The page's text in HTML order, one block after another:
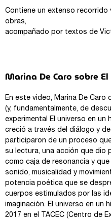
Contiene un extenso recorrido
obras,
acompañado por textos de
Marina De Caro sobre
En este video, Marina De
(y, fundamentalmente, de
experimental El universo en un
creció a través del diálogo y
participaron de un proceso
su lectura, una acción que dio
como caja de resonancia y
sonido, musicalidad y
potencia poética que se
cuerpos estimulados por las
imaginación. El universo en un
2017 en el TACEC (Centro de